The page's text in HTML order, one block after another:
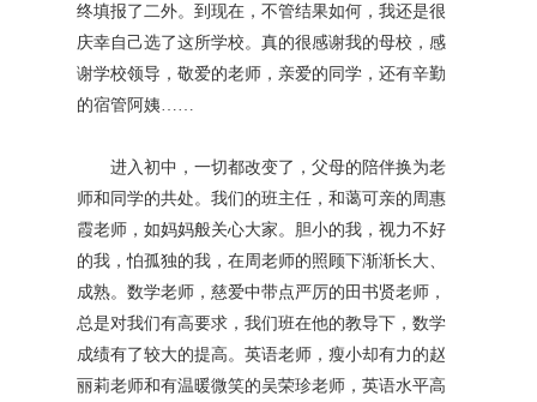
终填报了二外。到现在，不管结果如何，我还是很
庆幸自己选了这所学校。真的很感谢我的母校，感
谢学校领导，敬爱的老师，亲爱的同学，还有辛勤
的宿管阿姨……
进入初中，一切都改变了，父母的陪伴换为老
师和同学的共处。我们的班主任，和蔼可亲的周惠
霞老师，如妈妈般关心大家。胆小的我，视力不好
的我，怕孤独的我，在周老师的照顾下渐渐长大、
成熟。数学老师，慈爱中带点严厉的田书贤老师，
总是对我们有高要求，我们班在他的教导下，数学
成绩有了较大的提高。英语老师，瘦小却有力的赵
丽莉老师和有温暖微笑的吴荣珍老师，英语水平高